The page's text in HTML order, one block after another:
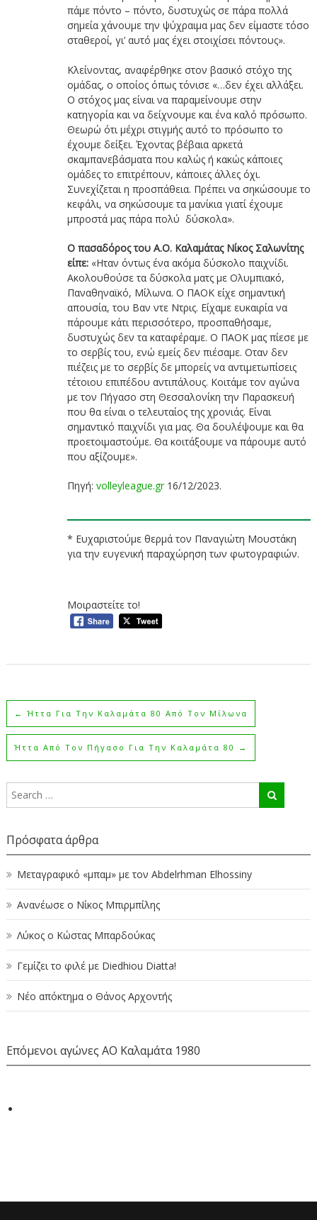
πάμε πόντο – πόντο, δυστυχώς σε πάρα πολλά
σημεία χάνουμε την ψύχραιμα μας δεν είμαστε τόσο
σταθεροί, γι’ αυτό μας έχει στοιχίσει πόντους».
Κλείνοντας, αναφέρθηκε στον βασικό στόχο της
ομάδας, ο οποίος όπως τόνισε «…δεν έχει αλλάξει.
Ο στόχος μας είναι να παραμείνουμε στην
κατηγορία και να δείχνουμε και ένα καλό πρόσωπο.
Θεωρώ ότι μέχρι στιγμής αυτό το πρόσωπο το
έχουμε δείξει. Έχοντας βέβαια αρκετά
σκαμπανεβάσματα που καλώς ή κακώς κάποιες
ομάδες το επιτρέπουν, κάποιες άλλες όχι.
Συνεχίζεται η προσπάθεια. Πρέπει να σηκώσουμε το
κεφάλι, να σηκώσουμε τα μανίκια γιατί έχουμε
μπροστά μας πάρα πολύ δύσκολα».
Ο πασαδόρος του Α.Ο. Καλαμάτας Νίκος Σαλωνίτης
είπε:«Hταν όντως ένα ακόμα δύσκολο παιχνίδι.
Ακολουθούσε τα δύσκολα ματς με Ολυμπιακό,
Παναθηναϊκό, Μίλωνα. Ο ΠΑΟΚ είχε σημαντική
απουσία, του Βαν ντε Ντρις. Είχαμε ευκαιρία να
πάρουμε κάτι περισσότερο, προσπαθήσαμε,
δυστυχώς δεν τα καταφέραμε. Ο ΠΑΟΚ μας πίεσε με
το σερβίς του, ενώ εμείς δεν πιέσαμε. Οταν δεν
πιέζεις με το σερβίς δε μπορείς να αντιμετωπίσεις
τέτοιου επιπέδου αντιπάλους. Κοιτάμε τον αγώνα
με τον Πήγασο στη Θεσσαλονίκη την Παρασκευή
που θα είναι ο τελευταίος της χρονιάς. Είναι
σημαντικό παιχνίδι για μας. Θα δουλέψουμε και θα
προετοιμαστούμε. Θα κοιτάξουμε να πάρουμε αυτό
που αξίζουμε».
Πηγή: volleyleague.gr16/12/2023.
* Ευχαριστούμε θερμά τον Παναγιώτη Μουστάκη
για την ευγενική παραχώρηση των φωτογραφιών.
Μοιραστείτε το!
← Ήττα Για Την Καλαμάτα 80 Από Τον Μίλωνα
Ήττα Από Τον Πήγασο Για Την Καλαμάτα 80 →
Πρόσφατα άρθρα
Μεταγραφικό «μπαμ» με τον Abdelrhman Elhossiny
Ανανέωσε ο Νίκος Μπιρμπίλης
Λύκος ο Κώστας Μπαρδούκας
Γεμίζει το φιλέ με Diedhiou Diatta!
Νέο απόκτημα ο Θάνος Αρχοντής
Επόμενοι αγώνες ΑΟ Καλαμάτα 1980